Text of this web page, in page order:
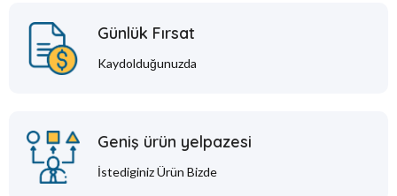
Günlük Fırsat
Kaydolduğunuzda
Geniş ürün yelpazesi
İstediginiz Ürün Bizde